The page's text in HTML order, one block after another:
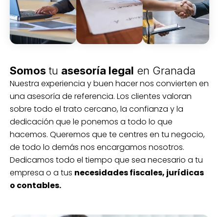
Somostu asesoría legal en Granada
Nuestra experiencia y buen hacer nos convierten en
una asesoría de referencia. Los clientes valoran
sobre todo el trato cercano, la confianza y la
dedicación que le ponemos a todo lo que
hacemos. Queremos que te centres en tu negocio,
de todo lo demás nos encargamos nosotros.
Dedicamos todo el tiempo que sea necesario a tu
empresa o a tus necesidades fiscales, jurídicas
o contables.